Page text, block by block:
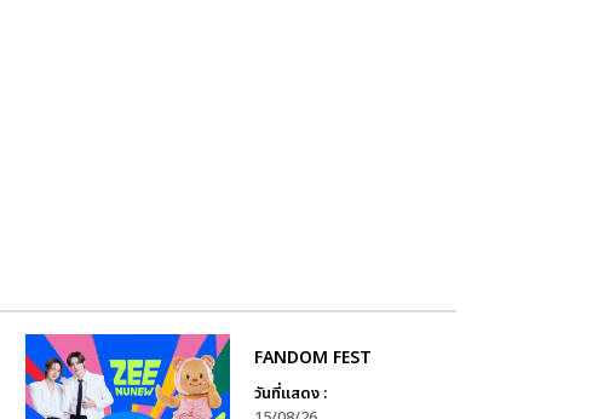
FANDOM FEST
วันที่แสดง :